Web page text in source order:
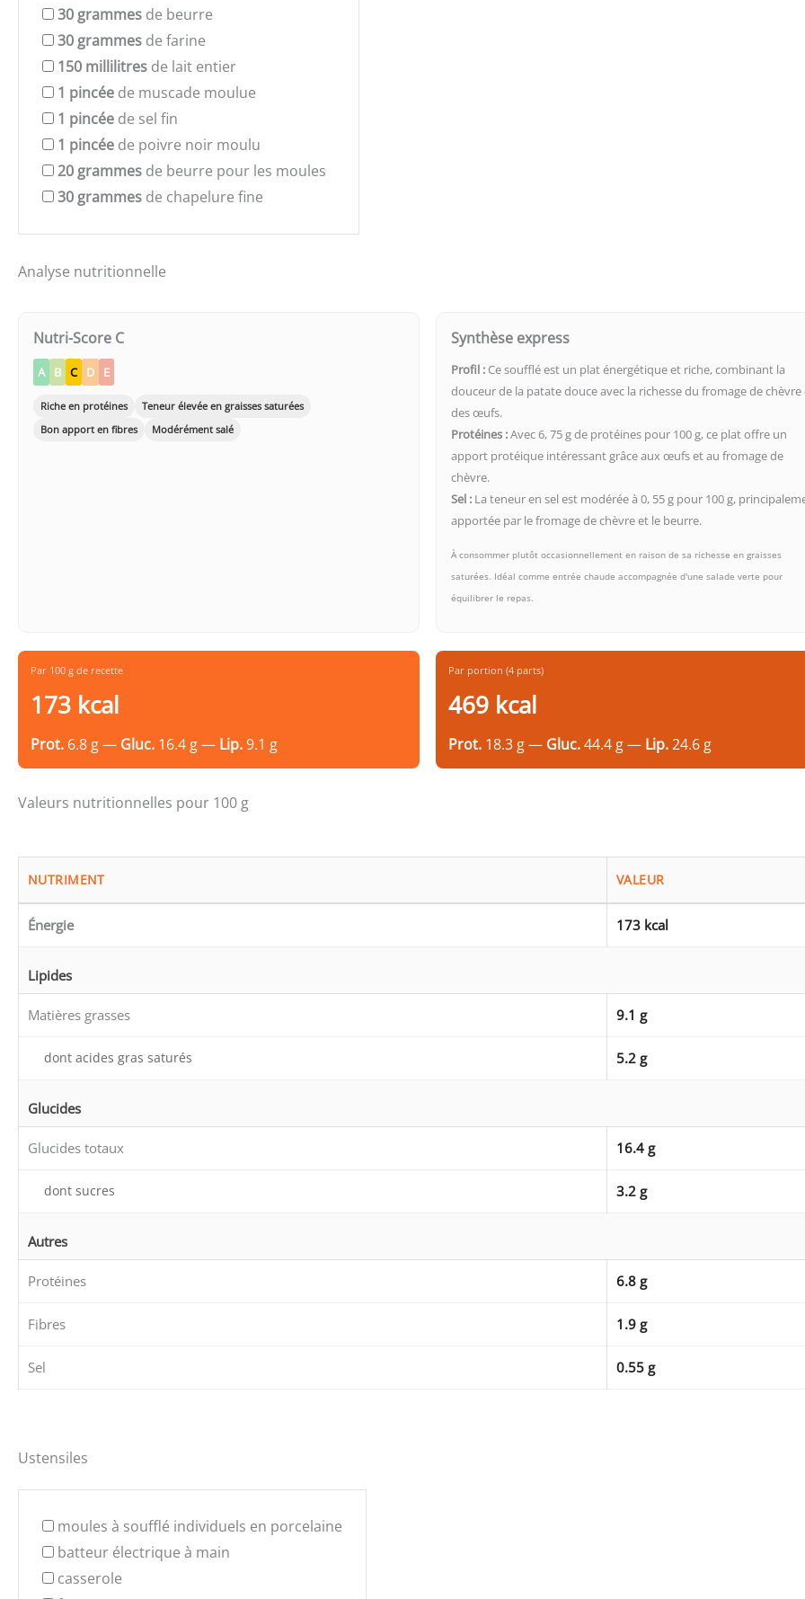
30 grammes de beurre
30 grammes de farine
150 millilitres de lait entier
1 pincée de muscade moulue
1 pincée de sel fin
1 pincée de poivre noir moulu
20 grammes de beurre pour les moules
30 grammes de chapelure fine
Analyse nutritionnelle
Nutri-Score C
A B C D E
Riche en protéines
Teneur élevée en graisses saturées
Bon apport en fibres
Modérément salé
Synthèse express
Profil : Ce soufflé est un plat énergétique et riche, combinant la
douceur de la patate douce avec la richesse du fromage de chèvre
des œufs.
Protéines :Avec 6, 75 g de protéines pour 100 g, ce plat offre un
apport protéique intéressant grâce aux œufs et au fromage de
chèvre.
Sel : La teneur en sel est modérée à 0, 55 g pour 100 g,
apportée par le fromage de chèvre et le beurre.
À consommer plutôt occasionnellement en raison de sa richesse en graisses
saturées. Idéal comme entrée chaude accompagnée d'une salade verte pour
équilibrer le repas.
Par 100 g de recette
173 kcal
Prot. 6.8 g — Gluc. 16.4 g — Lip.9.1 g
Par portion (4 parts)
469 kcal
Prot. 18.3 g — Gluc.44.4 g — Lip.24.6 g
Valeurs nutritionnelles pour 100 g
NUTRIMENT VALEUR
Énergie 173 kcal
Lipides
Matières grasses 9.1 g
dont acides gras saturés 5.2 g
Glucides
Glucides totaux 16.4 g
dont sucres 3.2 g
Autres
Protéines 6.8 g
Fibres 1.9 g
Sel 0.55 g
Ustensiles
moules à soufflé individuels en porcelaine
batteur électrique à main
casserole